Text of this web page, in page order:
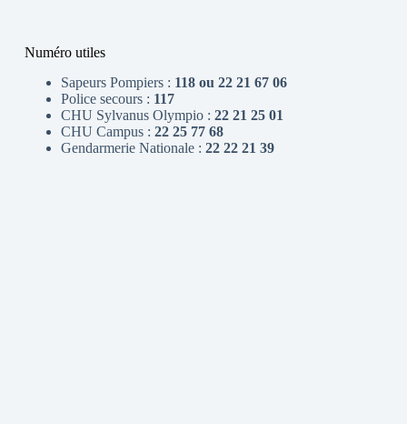
Numéro utiles
Sapeurs Pompiers : 118 ou 22 21 67 06
Police secours : 117
CHU Sylvanus Olympio : 22 21 25 01
CHU Campus : 22 25 77 68
Gendarmerie Nationale : 22 22 21 39